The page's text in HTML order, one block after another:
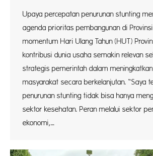
Upaya percepatan penurunan stunting
agenda prioritas pembangunan di
momentum Hari Ulang Tahun (HUT)
kontribusi dunia usaha semakin relevan
strategis pemerintah dalam
masyarakat secara berkelanjutan. “Saya
penurunan stunting tidak bisa hanya
sektor kesehatan. Peran melalui sektor
ekonomi,…